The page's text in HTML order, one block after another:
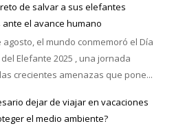
de salvar a sus elefantes
ante el avance humano
agosto, el mundo conmemoró el Día
Elefante 2025 , una jornada
crecientes amenazas que pone...
dejar de viajar en vacaciones
el medio ambiente?